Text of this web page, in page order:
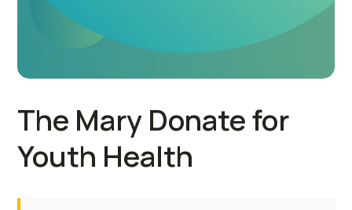
The Mary Donate for
Youth Health